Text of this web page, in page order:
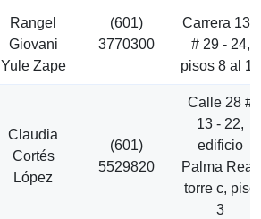
Rangel
Giovani
Yule Zape
(601)
3770300
Carrera 13a
# 29 - 24,
pisos 8 al 13
Claudia
Cortés
López
(601)
5529820
Calle 28 #
13 - 22,
edificio
Palma Real,
torre c, piso
3